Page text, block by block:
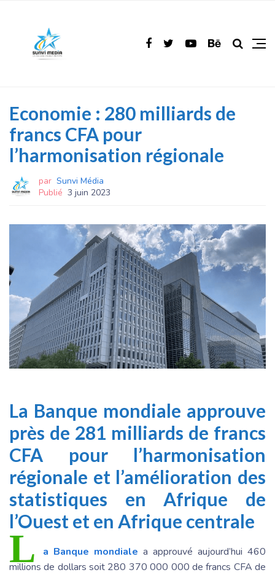
Economie : 280 milliards de
francs CFA pour
l’harmonisation régionale
par Sunvi Média
Publié 3 juin 2023
La Banque mondiale approuve
près de 281 milliards de francs
CFA pour l’harmonisation
régionale et l’amélioration des
statistiques en Afrique de
l’Ouest et en Afrique centrale
L a Banque mondiale a approuvé aujourd’hui 460
millions de dollars soit 280 370 000 000 de francs CFA de